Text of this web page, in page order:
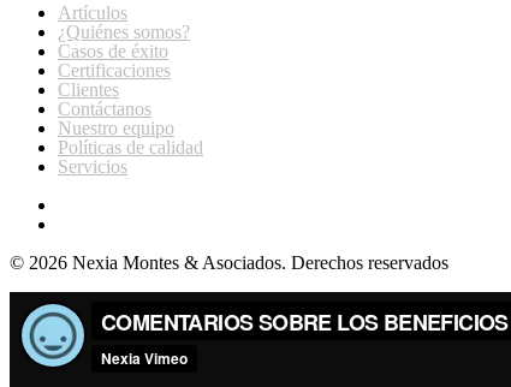
Artículos
¿Quiénes somos?
Casos de éxito
Certificaciones
Clientes
Contáctanos
Nuestro equipo
Políticas de calidad
Servicios
© 2026 Nexia Montes & Asociados. Derechos reservados